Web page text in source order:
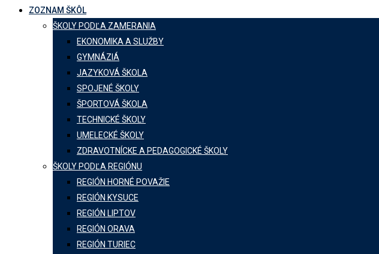
ZOZNAM ŠKÔL
ŠKOLY PODĽA ZAMERANIA
EKONOMIKA A SLUŽBY
GYMNÁZIÁ
JAZYKOVÁ ŠKOLA
SPOJENÉ ŠKOLY
ŠPORTOVÁ ŠKOLA
TECHNICKÉ ŠKOLY
UMELECKÉ ŠKOLY
ZDRAVOTNÍCKE A PEDAGOGICKÉ ŠKOLY
ŠKOLY PODĽA REGIÓNU
REGIÓN HORNÉ POVAŽIE
REGIÓN KYSUCE
REGIÓN LIPTOV
REGIÓN ORAVA
REGIÓN TURIEC